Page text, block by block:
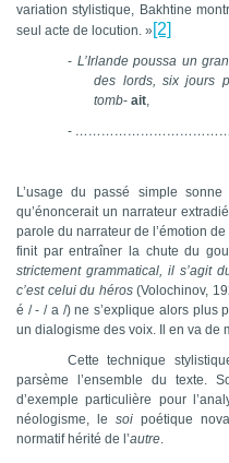
variation stylistique, Bakhtine
seul acte de locution. » [2]
- L’Irlande poussa un
des lords, six jours
tomb-ait,
-
L’usage du passé simple
qu’énoncerait un narrateur
parole du narrateur de l’émotion
finit par entraîner la chute du
strictement grammatical, il s’agit
c’est celui du héros(Volochinov,
é / - / a /) ne s’explique alors plus
un dialogisme des voix. Il en va de
Cette technique
parsème l’ensemble du texte.
d’exemple particulière pour
néologisme, le soipoétique
normatif hérité de l’autre.